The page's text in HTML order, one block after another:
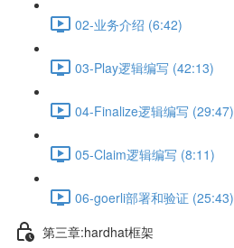
02-业务介绍 (6:42)
03-Play逻辑编写 (42:13)
04-Finalize逻辑编写 (29:47)
05-Claim逻辑编写 (8:11)
06-goerli部署和验证 (25:43)
第三章:hardhat框架